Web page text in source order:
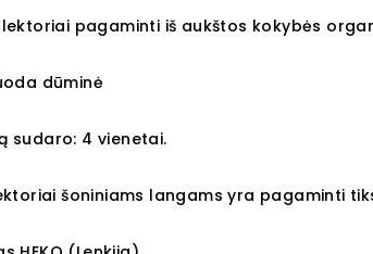
pagaminti iš aukštos kokybės
dūminė
sudaro: 4 vienetai.
šoniniams langams yra pagaminti